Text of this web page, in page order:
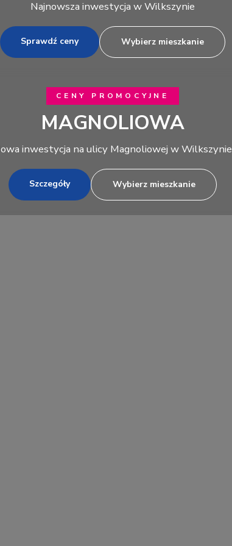
Najnowsza inwestycja w Wilkszynie
Sprawdź ceny Wybierz mieszkanie
CENY PROMOCYJNE
MAGNOLIOWA
inwestycja na ulicy Magnoliowej w Wilkszynie
Szczegóły Wybierz mieszkanie